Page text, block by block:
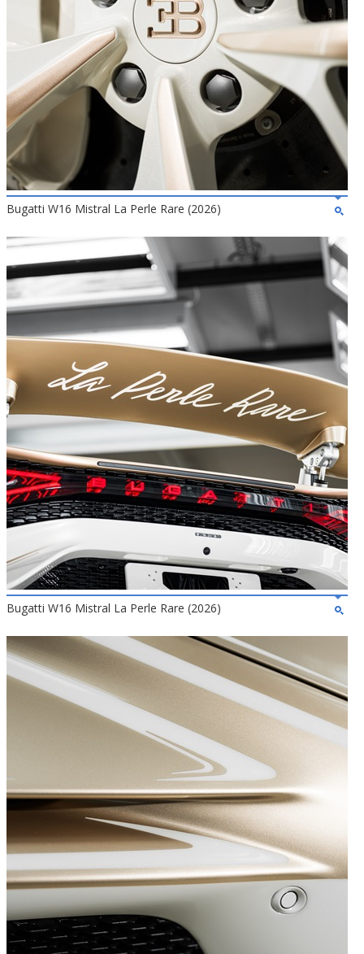
Bugatti W16 Mistral La Perle Rare (2026)
Bugatti W16 Mistral La Perle Rare (2026)